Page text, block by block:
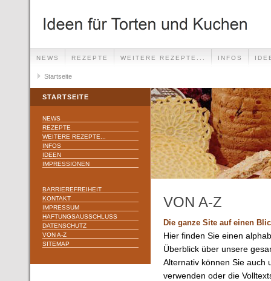
NEWS REZEPTE WEITERE REZEPTE... INFOS
Startseite
STARTSEITE
NEWS
REZEPTE
WEITERE REZEPTE...
INFOS
IDEEN
IMPRESSIONEN
BARRIEREFREIHEIT
KONTAKT
IMPRESSUM
HAFTUNGSAUSSCHLUSS
DATENSCHUTZ
VON A-Z
SITEMAP
VON A-Z
Die ganze Site auf einen
Hier finden Sie einen
Überblick über unsere
Alternativ können Sie auch
verwenden oder die